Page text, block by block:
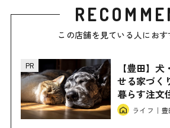
この店舗を見ている人にお
【豊田】
せる家づく
暮らす注文
トをご紹介
ングガーデ
ライフ｜豊